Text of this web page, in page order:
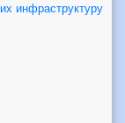
инфраструктуру